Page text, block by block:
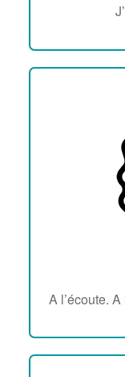
A l’écoute.